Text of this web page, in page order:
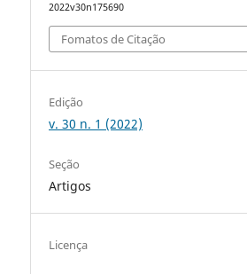
2022v30n175690
Fomatos de Citação
Edição
v. 30 n. 1 (2022)
Seção
Artigos
Licença